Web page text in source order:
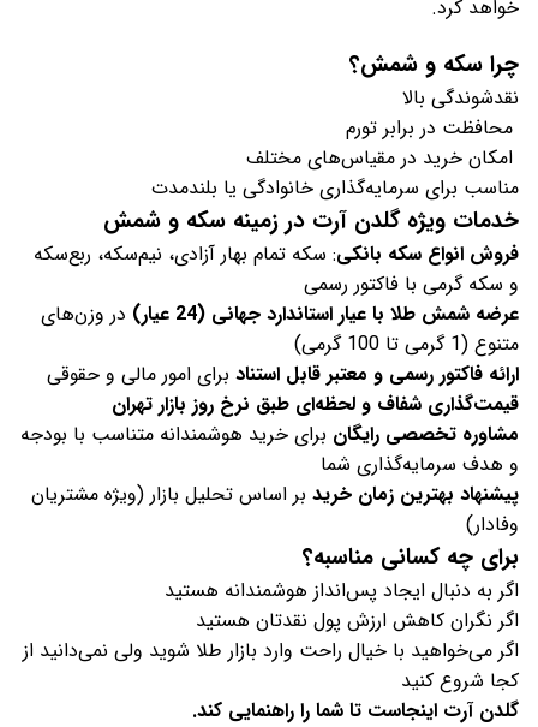
خواهد کرد.
چرا سکه و شمش؟
نقدشوندگی بالا
محافظت در برابر تورم
امکان خرید در مقیاس‌های مختلف
مناسب برای سرمایه‌گذاری خانوادگی یا بلندمدت
خدمات ویژه گلدن آرت در زمینه سکه و شمش
فروش انواع سکه بانکی: سکه تمام بهار آزادی، نیم‌سکه، ربع‌سکه
و سکه گرمی با فاکتور رسمی
عرضه شمش طلا با عیار استاندارد جهانی (24 عیار)
در وزن‌های
متنوع (1 گرمی تا 100 گرمی)
ارائه فاکتور رسمی و معتبر قابل استناد برای امور مالی و حقوقی
قیمت‌گذاری شفاف و لحظه‌ای طبق نرخ روز بازار تهران
مشاوره تخصصی رایگان برای خرید هوشمندانه متناسب با بودجه
و هدف سرمایه‌گذاری شما
پیشنهاد بهترین زمان خرید بر اساس تحلیل بازار (ویژه مشتریان
وفادار)
برای چه کسانی مناسبه؟
اگر به دنبال ایجاد پس‌انداز هوشمندانه هستید
اگر نگران کاهش ارزش پول نقدتان هستید
اگر می‌خواهید با خیال راحت وارد بازار طلا شوید ولی نمی‌دانید از
کجا شروع کنید
گلدن آرت اینجاست تا شما را راهنمایی کند.